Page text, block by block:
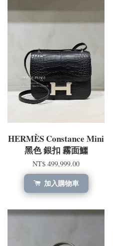
HERMÈS Constance Mini
黑色 銀扣 霧面鱷
NT$ 499,999.00
加入購物車